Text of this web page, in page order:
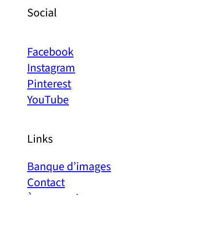
Social
Facebook
Instagram
Pinterest
YouTube
Links
Banque d’images
Contact
À propos de nous